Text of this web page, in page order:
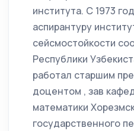
института. С 1973
аспирантуру
сейсмостойкости
Республики
работал старшим
доцентом , зав
математики
государственного